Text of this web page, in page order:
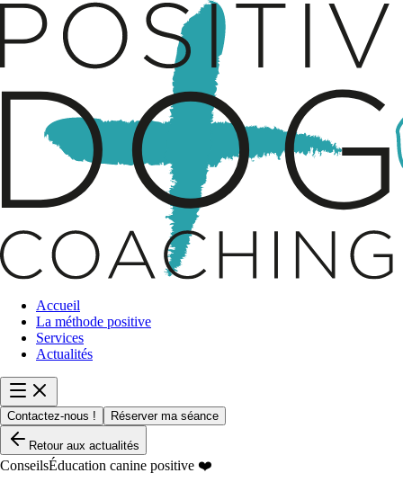
Accueil
La méthode positive
Services
Actualités
Contactez-nous ! Réserver ma séance
Retour aux actualités
ConseilsÉducation canine positive ❤️